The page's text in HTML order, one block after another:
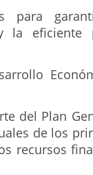
para
la eficiente
del Plan
de los
recursos